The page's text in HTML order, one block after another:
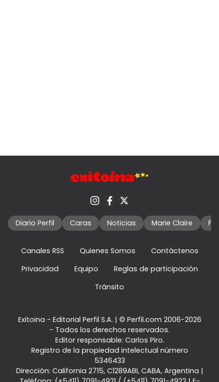
Diario Perfil Caras Noticias Marie Claire
Canales RSS Quienes Somos
Contáctenos
Privacidad
Equipo
Reglas de participación
Tránsito
Exitoina - Editorial Perfil S.A. | © Perfil.com 2006-2026
- Todos los derechos reservados.
Editor responsable: Carlos Piro.
Registro de la propiedad intelectual número
5346433
Dirección: California 2715, C1289ABI, CABA, Argentina |